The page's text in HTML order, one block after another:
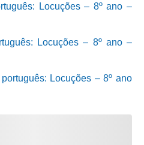
Locuções – 8º ano –
Locuções – 8º ano –
Locuções – 8º ano